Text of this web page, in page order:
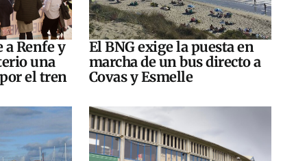
Renfe y
una
el tren
El BNG exige la puesta en
marcha de un bus directo a
Covas y Esmelle